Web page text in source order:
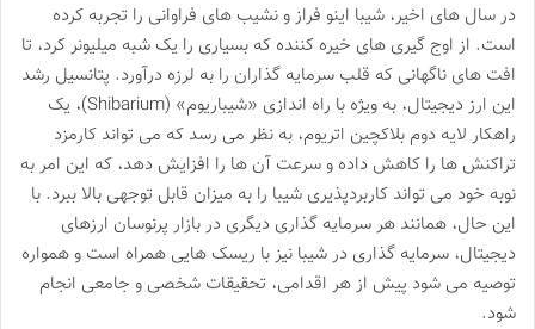
در سال های اخیر، شیبا اینو فراز و نشیب های فراوانی را تجربه کرده
است. از اوج گیری های خیره کننده که بسیاری را یک شبه میلیونر کرد، تا
افت های ناگهانی که قلب سرمایه گذاران را به لرزه درآورد. پتانسیل رشد
این ارز دیجیتال، به ویژه با راه اندازی «شیباریوم» (Shibarium)، یک
راهکار لایه دوم بلاکچین اتریوم، به نظر می رسد که می تواند کارمزد
تراکنش ها را کاهش داده و سرعت آن ها را افزایش دهد، که این امر به
نوبه خود می تواند کاربردپذیری شیبا را به میزان قابل توجهی بالا ببرد. با
این حال، همانند هر سرمایه گذاری دیگری در بازار پرنوسان ارزهای
دیجیتال، سرمایه گذاری در شیبا نیز با ریسک هایی همراه است و همواره
توصیه می شود پیش از هر اقدامی، تحقیقات شخصی و جامعی انجام
شود.